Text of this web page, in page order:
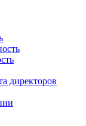
директоров